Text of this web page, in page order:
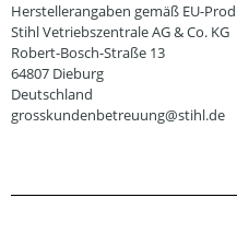
Herstellerangaben gemäß EU-
Stihl Vetriebszentrale AG & Co. KG
Robert-Bosch-Straße 13
64807 Dieburg
Deutschland
grosskundenbetreuung@stihl.de